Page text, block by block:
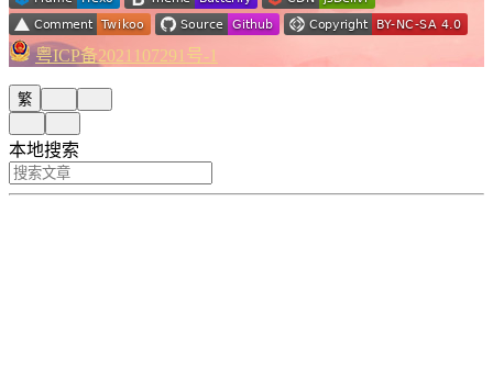
粤ICP备2021107291号-1
繁
本地搜索